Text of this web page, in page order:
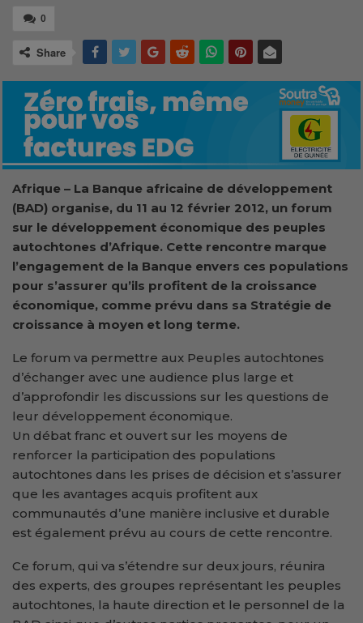
0
Share
Afrique – La Banque africaine de développement
(BAD) organise, du 11 au 12 février 2012, un forum
sur le développement économique des peuples
autochtones d’Afrique. Cette rencontre marque
l’engagement de la Banque envers ces populations
pour s’assurer qu’ils profitent de la croissance
économique, comme prévu dans sa Stratégie de
croissance à moyen et long terme.
Le forum va permettre aux Peuples autochtones
d’échanger avec une audience plus large et
d’approfondir les discussions sur les questions de
leur développement économique.
Un débat franc et ouvert sur les moyens de
renforcer la participation des populations
autochtones dans les prises de décision et s’assurer
que les avantages acquis profitent aux
communautés d’une manière inclusive et durable
est également prévu au cours de cette rencontre.
Ce forum, qui va s’étendre sur deux jours, réunira
des experts, des groupes représentant les peuples
autochtones, la haute direction et le personnel de la